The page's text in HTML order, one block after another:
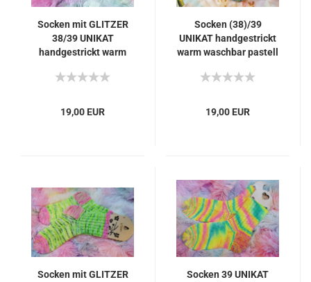
Socken mit GLITZER
38/39 UNIKAT
handgestrickt warm
19,00 EUR
Socken (38)/39
UNIKAT handgestrickt
warm waschbar pastell
19,00 EUR
Socken mit GLITZER
Socken 39 UNIKAT